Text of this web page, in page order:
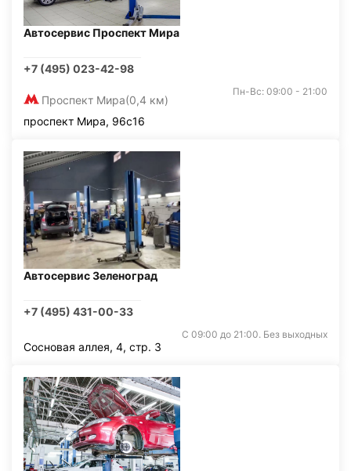
Автосервис Проспект Мира
+7 (495) 023-42-98
Проспект Мира(0,4 км)
Пн-Вс: 09:00 - 21:00
проспект Мира, 96с16
Автосервис Зеленоград
+7 (495) 431-00-33
С 09:00 до 21:00. Без выходных
Сосновая аллея, 4, стр. 3